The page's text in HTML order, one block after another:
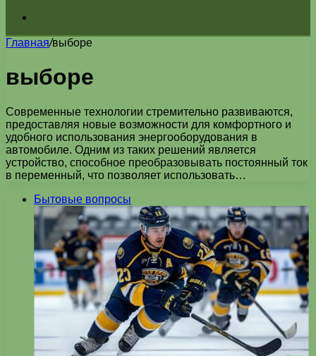
Главная/выборе
выборе
Современные технологии стремительно развиваются,
предоставляя новые возможности для комфортного и
удобного использования энергооборудования в
автомобиле. Одним из таких решений является
устройство, способное преобразовывать постоянный ток
в переменный, что позволяет использовать…
Бытовые вопросы